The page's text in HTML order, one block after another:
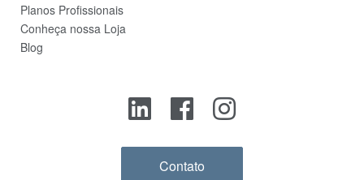
Planos Profissionais
Conheça nossa Loja
Blog
Contato